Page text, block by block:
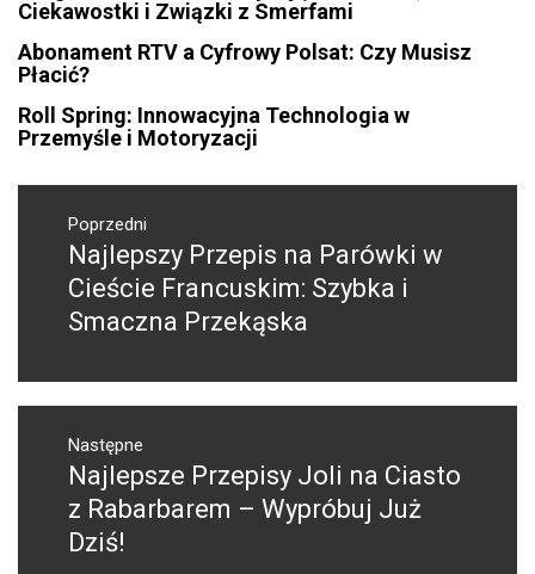
Ciekawostki i Związki z Smerfami
Abonament RTV a Cyfrowy Polsat: Czy Musisz
Płacić?
Roll Spring: Innowacyjna Technologia w
Przemyśle i Motoryzacji
Nawigacja
wpisuPoprzedni
Poprzedni
wpis:
Najlepszy Przepis na Parówki w
Cieście Francuskim: Szybka i
Smaczna Przekąska
Następne
Następny
post:
Najlepsze Przepisy Joli na Ciasto
z Rabarbarem – Wypróbuj Już
Dziś!